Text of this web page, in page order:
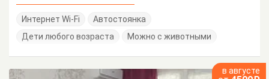
Интернет Wi-Fi
Автостоянка
Дети любого возраста
Можно с животными
в августе